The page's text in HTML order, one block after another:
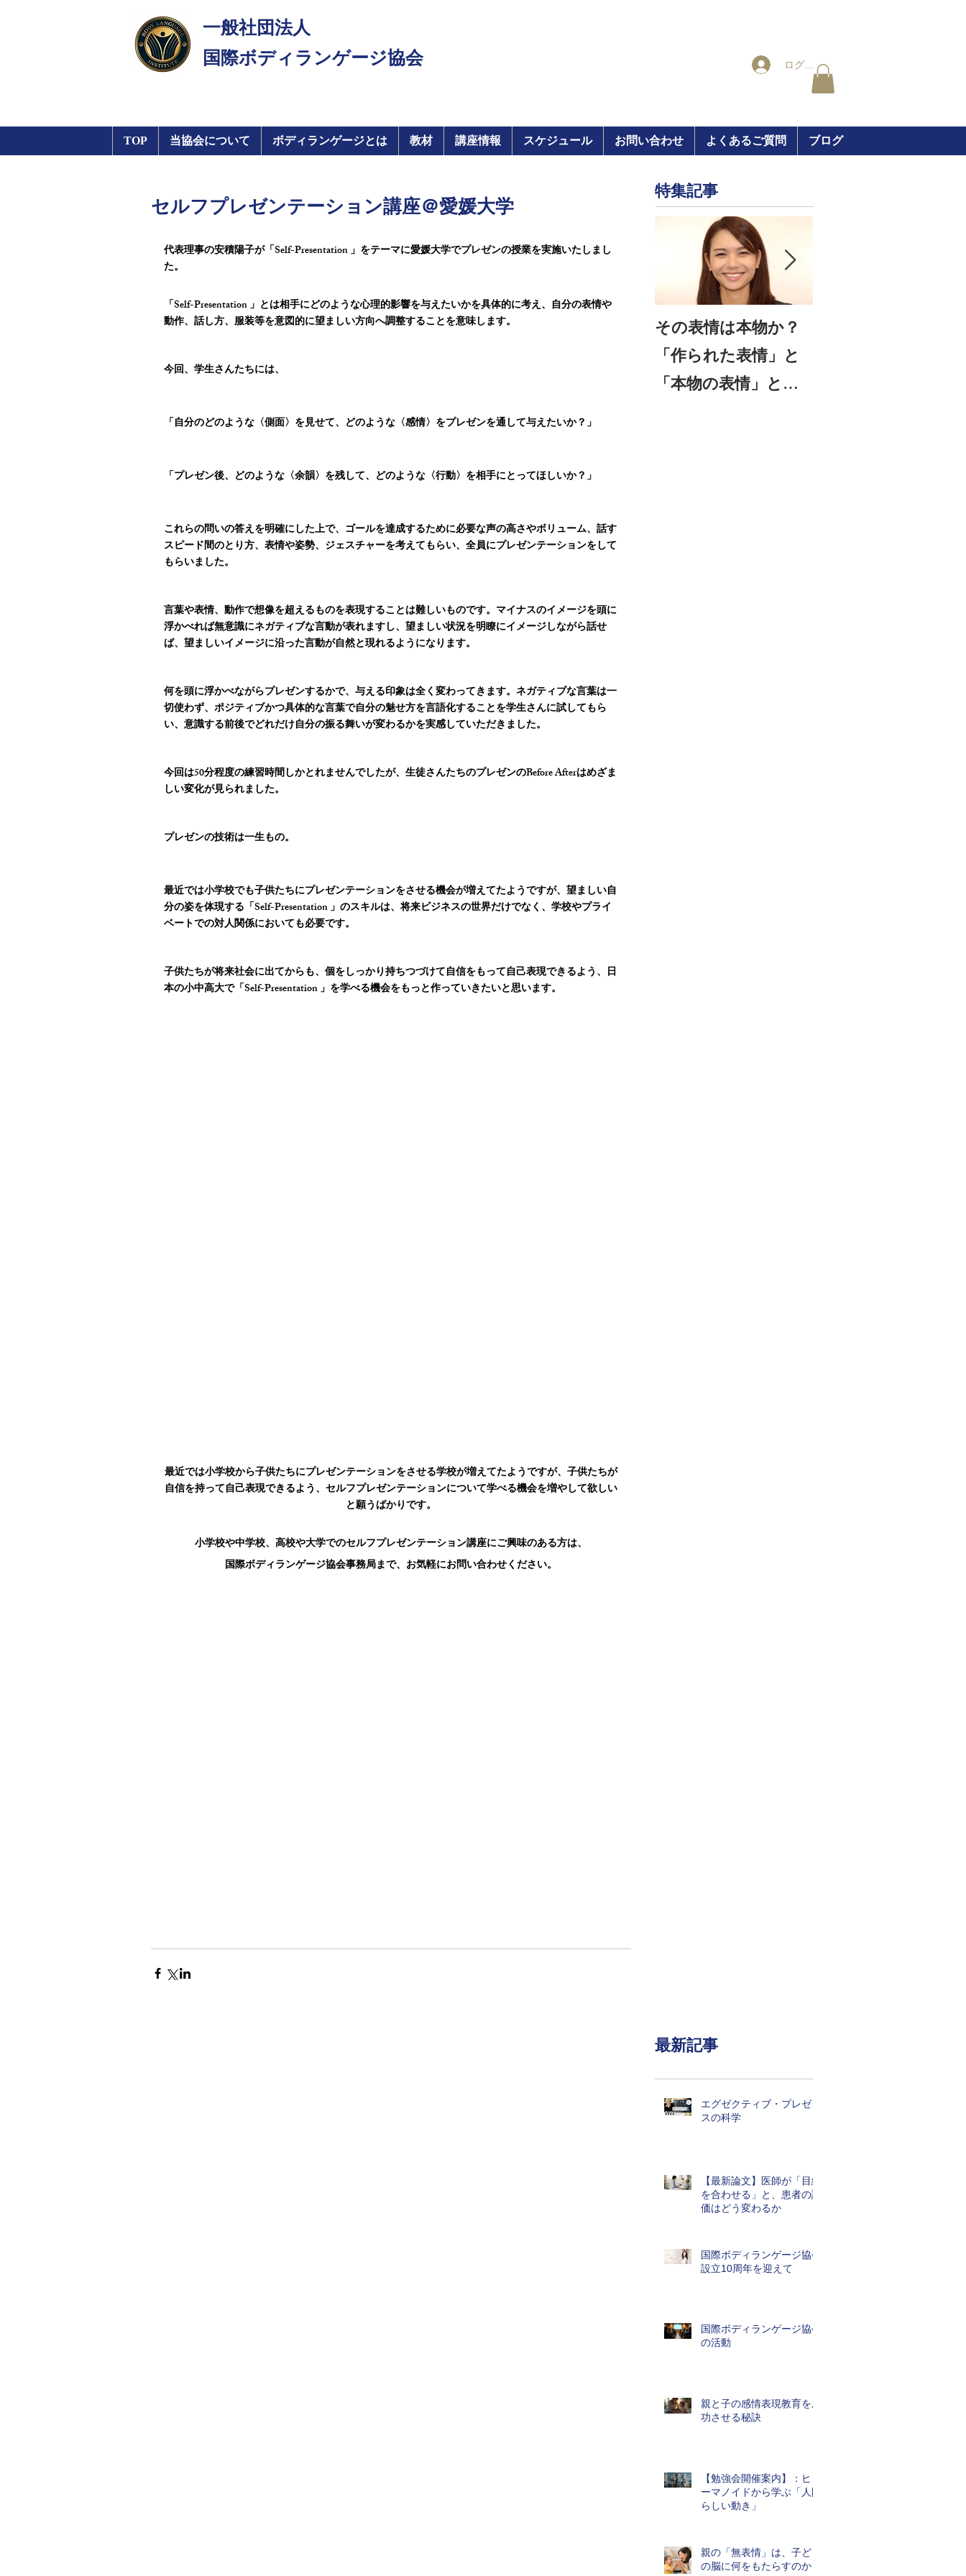
一般社団法人
​国際ボディランゲージ協会
TOP 当協会について ボディランゲージとは 教材 講座情報 スケジュール お問い合わせ よくあるご質問 ブログ
ログイン
セルフプレゼンテーション講座＠愛媛大学
代表理事の安積陽子が「Self-Presentation 」をテーマに愛媛大学でプレゼンの授業を実施いたしまし
た。
「Self-Presentation 」とは相手にどのような心理的影響を与えたいかを具体的に考え、自分の表情や
動作、話し方、服装等を意図的に望ましい方向へ調整することを意味します。
今回、学生さんたちには、
「自分のどのような〈側面〉を見せて、どのような〈感情〉をプレゼンを通して与えたいか？」
「プレゼン後、どのような〈余韻〉を残して、どのような〈行動〉を相手にとってほしいか？」
これらの問いの答えを明確にした上で、ゴールを達成するために必要な声の高さやボリューム、話す
スピード間のとり方、表情や姿勢、ジェスチャーを考えてもらい、全員にプレゼンテーションをして
もらいました。
言葉や表情、動作で想像を超えるものを表現することは難しいものです。マイナスのイメージを頭に
浮かべれば無意識にネガティブな言動が表れますし、望ましい状況を明瞭にイメージしながら話せ
ば、望ましいイメージに沿った言動が自然と現れるようになります。
何を頭に浮かべながらプレゼンするかで、与える印象は全く変わってきます。ネガティブな言葉は一
切使わず、ポジティブかつ具体的な言葉で自分の魅せ方を言語化することを学生さんに試してもら
い、意識する前後でどれだけ自分の振る舞いが変わるかを実感していただきました。
今回は50分程度の練習時間しかとれませんでしたが、生徒さんたちのプレゼンのBefore Afterはめざま
しい変化が見られました。
プレゼンの技術は一生もの。
最近では小学校でも子供たちにプレゼンテーションをさせる機会が増えてたようですが、望ましい自
分の姿を体現する「Self-Presentation 」のスキルは、将来ビジネスの世界だけでなく、学校やプライ
ベートでの対人関係においても必要です。
子供たちが将来社会に出てからも、個をしっかり持ちつづけて自信をもって自己表現できるよう、日
本の小中高大で「Self-Presentation 」を学べる機会をもっと作っていきたいと思います。
最近では小学校から子供たちにプレゼンテーションをさせる学校が増えてたようですが、子供たちが
自信を持って自己表現できるよう、セルフプレゼンテーションについて学べる機会を増やして欲しい
と願うばかりです。
小学校や中学校、高校や大学でのセルフプレゼンテーション講座にご興味のある方は、
国際ボディランゲージ協会事務局まで、お気軽にお問い合わせください。
特集記事
その表情は本物か？
「作られた表情」と
「本物の表情」との
最新記事
エグゼクティブ・プレゼン
スの科学
【最新論文】医師が「目線
を合わせる」と、患者の評
価はどう変わるか
国際ボディランゲージ協会
設立10周年を迎えて
国際ボディランゲージ協会
の活動
親と子の感情表現教育を成
功させる秘訣
【勉強会開催案内】：ヒュ
ーマノイドから学ぶ「人間
らしい動き」
親の「無表情」は、子ども
の脳に何をもたらすのか